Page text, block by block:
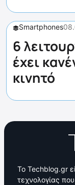
Smartphones
6
έχει
κινητό
Το Techblog.gr
τεχνολογίας